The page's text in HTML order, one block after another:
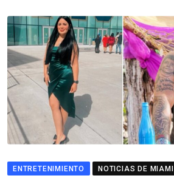
ENTRETENIMIENTO NOTICIAS DE MIAMI